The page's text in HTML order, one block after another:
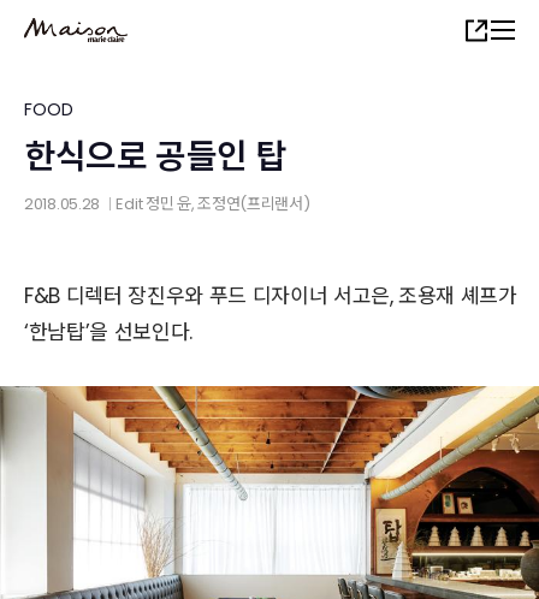
content
Share
FOOD
한식으로 공들인 탑
2018.05.28 Edit정민 윤, 조정연(프리랜서)
F&B 디렉터 장진우와 푸드 디자이너 서고은, 조용재 셰프가
‘한남탑’을 선보인다.